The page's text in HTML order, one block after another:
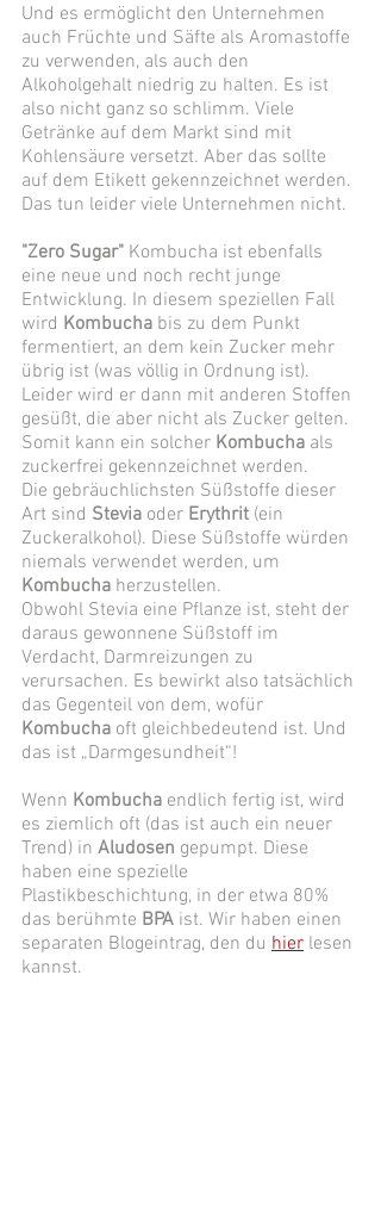
Und es ermöglicht den Unternehmen
auch Früchte und Säfte als Aromastoffe
zu verwenden, als auch den
Alkoholgehalt niedrig zu halten. Es ist
also nicht ganz so schlimm. Viele
Getränke auf dem Markt sind mit
Kohlensäure versetzt. Aber das sollte
auf dem Etikett gekennzeichnet werden.
Das tun leider viele Unternehmen nicht.
"Zero Sugar" Kombucha ist ebenfalls
eine neue und noch recht junge
Entwicklung. In diesem speziellen Fall
wird Kombucha bis zu dem Punkt
fermentiert, an dem kein Zucker mehr
übrig ist (was völlig in Ordnung ist).
Leider wird er dann mit anderen Stoffen
gesüßt, die aber nicht als Zucker gelten.
Somit kann ein solcher Kombucha als
zuckerfrei gekennzeichnet werden.
Die gebräuchlichsten Süßstoffe dieser
Art sind Stevia oder Erythrit (ein
Zuckeralkohol). Diese Süßstoffe würden
niemals verwendet werden, um
Kombucha herzustellen.
Obwohl Stevia eine Pflanze ist, steht der
daraus gewonnene Süßstoff im
Verdacht, Darmreizungen zu
verursachen. Es bewirkt also tatsächlich
das Gegenteil von dem, wofür
Kombucha oft gleichbedeutend ist. Und
das ist „Darmgesundheit“!
Wenn Kombucha endlich fertig ist, wird
es ziemlich oft (das ist auch ein neuer
Trend) in Aludosen gepumpt. Diese
haben eine spezielle
Plastikbeschichtung, in der etwa 80%
das berühmte BPA ist. Wir haben einen
separaten Blogeintrag, den du hier lesen
kannst.